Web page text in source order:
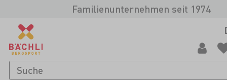
Familienunternehmen seit 1974